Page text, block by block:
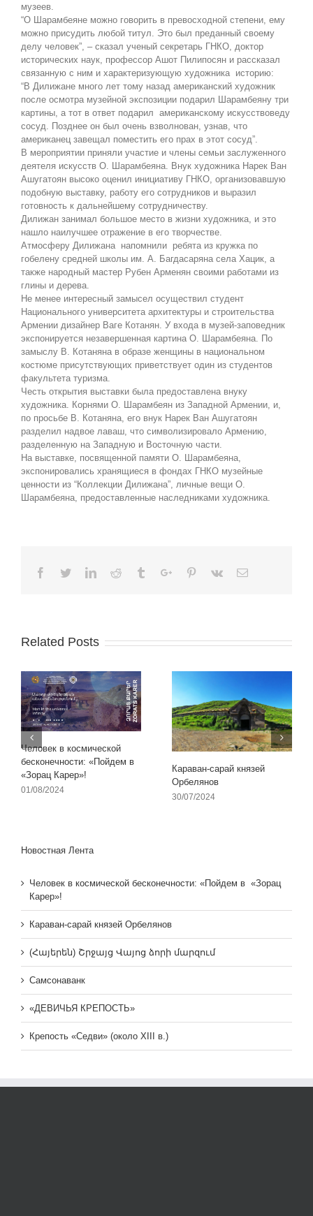
музеев.
“О Шарамбеяне можно говорить в превосходной степени, ему
можно присудить любой титул. Это был преданный своему
делу человек”, – сказал ученый секретарь ГНКО, доктор
исторических наук, профессор Ашот Пилипосян и рассказал
связанную с ним и характеризующую художника историю:
“В Дилижане много лет тому назад американский художник
после осмотра музейной экспозиции подарил Шарамбеяну три
картины, а тот в ответ подарил американскому искусствоведу
сосуд. Позднее он был очень взволнован, узнав, что
американец завещал поместить его прах в этот сосуд”.
В мероприятии приняли участие и члены семьи заслуженного
деятеля искусств О. Шарамбеяна. Внук художника Нарек Ван
Ашугатоян высоко оценил инициативу ГНКО, организовавшую
подобную выставку, работу его сотрудников и выразил
готовность к дальнейшему сотрудничеству.
Дилижан занимал большое место в жизни художника, и это
нашло наилучшее отражение в его творчестве.
Атмосферу Дилижана напомнили ребята из кружка по
гобелену средней школы им. А. Багдасаряна села Хацик, а
также народный мастер Рубен Арменян своими работами из
глины и дерева.
Не менее интересный замысел осуществил студент
Национального университета архитектуры и строительства
Армении дизайнер Ваге Котанян. У входа в музей-заповедник
экспонируется незавершенная картина О. Шарамбеяна. По
замыслу В. Котаняна в образе женщины в национальном
костюме присутствующих приветствует один из студентов
факультета туризма.
Честь открытия выставки была предоставлена внуку
художника. Корнями О. Шарамбеян из Западной Армении, и,
по просьбе В. Котаняна, его внук Нарек Ван Ашугатоян
разделил надвое лаваш, что символизировало Армению,
разделенную на Западную и Восточную части.
На выставке, посвященной памяти О. Шарамбеяна,
экспонировались хранящиеся в фондах ГНКО музейные
ценности из “Коллекции Дилижана”, личные вещи О.
Шарамбеяна, предоставленные наследниками художника.
Facebook
TwitterLinkedinReddit TumblrGoogle+Pinterest
Vk Email
Related Posts
Человек в космической
бесконечности: «Пойдем в
«Зорац Карер»!
01/08/2024
Караван-сарай князей
Орбелянов
30/07/2024
Новостная Лента
Человек в космической бесконечности: «Пойдем в «Зорац
Карер»!
Караван-сарай князей Орбелянов
(Հայերեն) Շրջայց Վայոց ձորի մարզում
Самсонаванк
«ДЕВИЧЬЯ КРЕПОСТЬ»
Крепость «Седви» (около XIII в.)